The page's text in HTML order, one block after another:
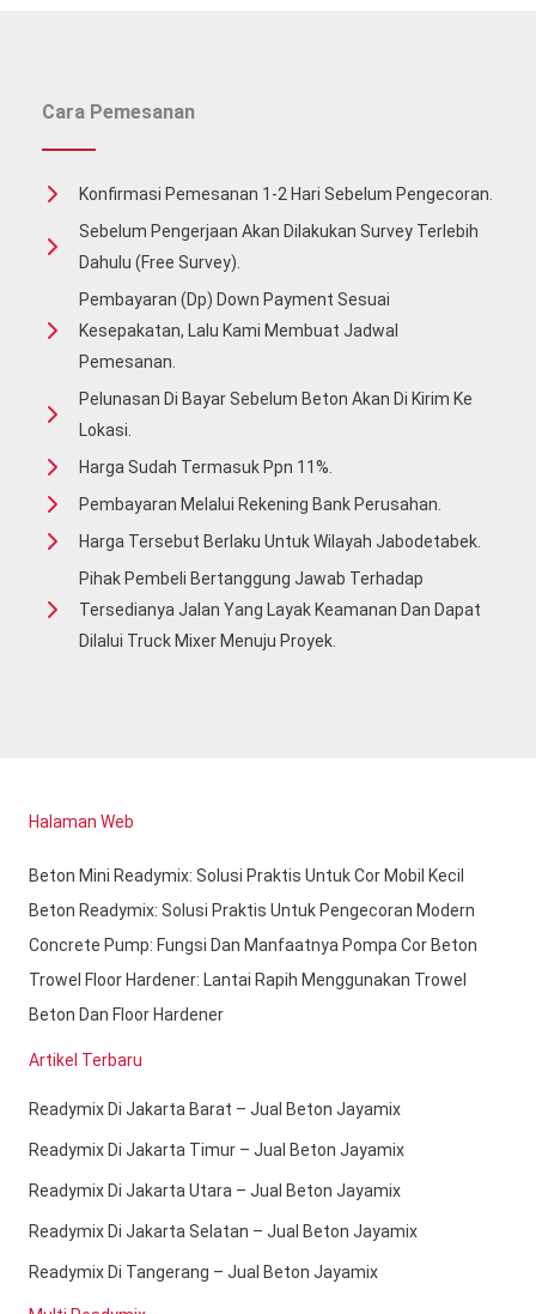
Cara Pemesanan
Konfirmasi Pemesanan 1-2 Hari Sebelum Pengecoran.
Sebelum Pengerjaan Akan Dilakukan Survey Terlebih
Dahulu (free Survey).
Pembayaran (Dp) Down Payment Sesuai
Kesepakatan, Lalu Kami Membuat Jadwal
Pemesanan.
Pelunasan Di Bayar Sebelum Beton Akan Di Kirim Ke
Lokasi.
Harga Sudah Termasuk Ppn 11%.
Pembayaran Melalui Rekening Bank Perusahan.
Harga Tersebut Berlaku Untuk Wilayah Jabodetabek.
Pihak Pembeli Bertanggung Jawab Terhadap
Tersedianya Jalan Yang Layak Keamanan Dan Dapat
Dilalui Truck Mixer Menuju Proyek.
Halaman Web
Beton Mini Readymix: Solusi Praktis Untuk Cor Mobil Kecil
Beton Readymix: Solusi Praktis Untuk Pengecoran Modern
Concrete Pump: Fungsi Dan Manfaatnya Pompa Cor Beton
Trowel Floor Hardener: Lantai Rapih Menggunakan Trowel
Beton Dan Floor Hardener
Artikel Terbaru
Readymix Di Jakarta Barat – Jual Beton Jayamix
Readymix Di Jakarta Timur – Jual Beton Jayamix
Readymix Di Jakarta Utara – Jual Beton Jayamix
Readymix Di Jakarta Selatan – Jual Beton Jayamix
Readymix Di Tangerang – Jual Beton Jayamix